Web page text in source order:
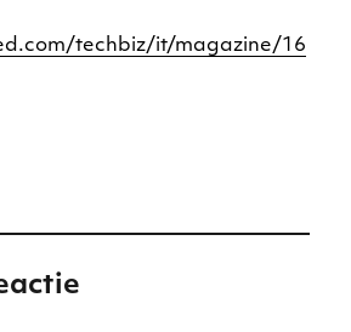
techbiz/it/magazine/16